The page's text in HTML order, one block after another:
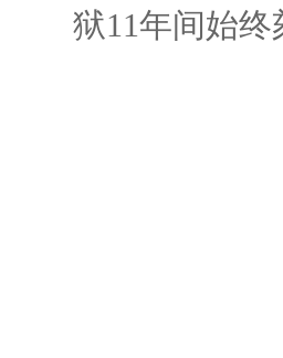
狱11年间始